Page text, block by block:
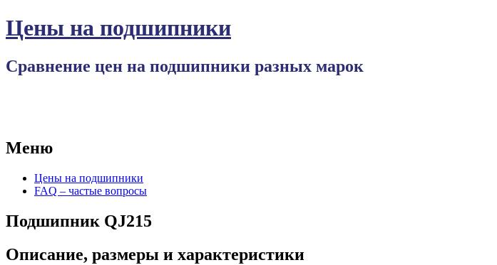
Цены на подшипники
Сравнение цен на подшипники разных марок
Меню
ПерейтиЦены на подшипники
FAQ – частые вопросы
Подшипник QJ215
Описание, размеры и характеристики